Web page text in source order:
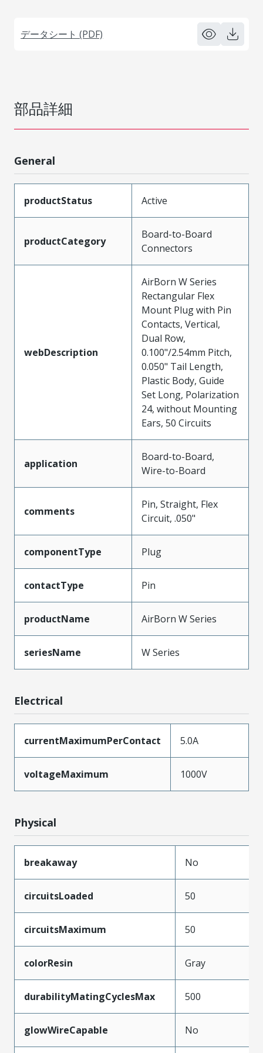
データシート (PDF)
部品詳細
General
productStatus Active
productCategory
Board-to-Board
Connectors
webDescription
AirBorn W Series
Rectangular Flex
Mount Plug with Pin
Contacts, Vertical,
Dual Row,
0.100"/2.54mm Pitch,
0.050" Tail Length,
Plastic Body, Guide
Set Long, Polarization
24, without Mounting
Ears, 50 Circuits
application
Board-to-Board,
Wire-to-Board
comments
Pin, Straight, Flex
Circuit, .050"
componentType Plug
contactType Pin
productName AirBorn W Series
seriesName W Series
Electrical
currentMaximumPerContact 5.0A
voltageMaximum 1000V
Physical
breakaway No
circuitsLoaded 50
circuitsMaximum 50
colorResin Gray
durabilityMatingCyclesMax 500
glowWireCapable No